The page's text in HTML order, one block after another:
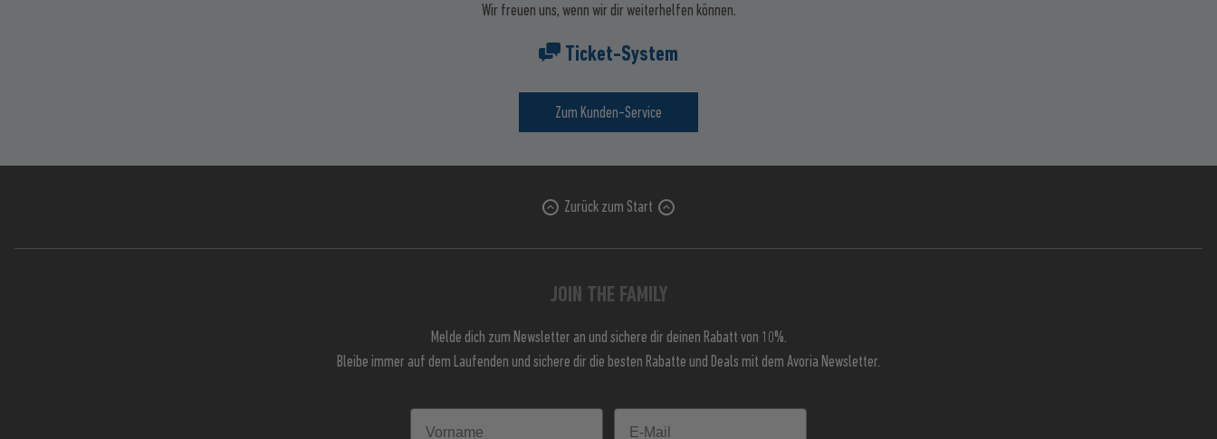
Wir freuen uns, wenn wir dir weiterhelfen können.
Ticket-System
Zum Kunden-Service
Zurück zum Start
JOIN THE FAMILY
Melde dich zum Newsletter an und sichere dir deinen Rabatt von 10%.
Bleibe immer auf dem Laufenden und sichere dir die besten Rabatte und Deals mit dem Avoria Newsletter.